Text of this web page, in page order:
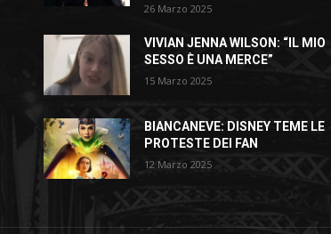
26 Marzo 2025
VIVIAN JENNA WILSON: “IL MIO
SESSO È UNA MERCE”
15 Marzo 2025
BIANCANEVE: DISNEY TEME LE
PROTESTE DEI FAN
12 Marzo 2025